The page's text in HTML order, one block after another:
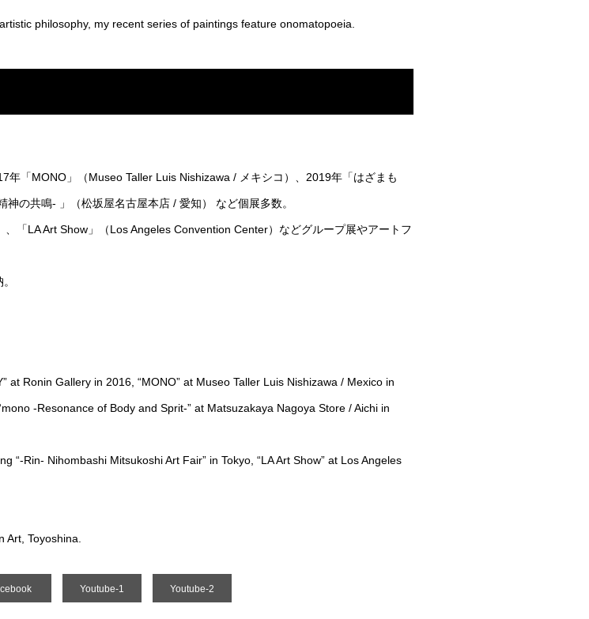
philosophy, my recent series of paintings feature onomatopoeia.
「MONO」（Museo Taller Luis Nishizawa / メキシコ）、2019年「はざまも
の共鳴- 」（松坂屋名古屋本店 / 愛知） など個展多数。
「LA Art Show」（Los Angeles Convention Center）などグループ展やアートフ
at Ronin Gallery in 2016, “MONO” at Museo Taller Luis Nishizawa / Mexico in
-Resonance of Body and Sprit-” at Matsuzakaya Nagoya Store / Aichi in
Rin- Nihombashi Mitsukoshi Art Fair” in Tokyo, “LA Art Show” at Los Angeles
Toyoshina.
Youtube-1 Youtube-2